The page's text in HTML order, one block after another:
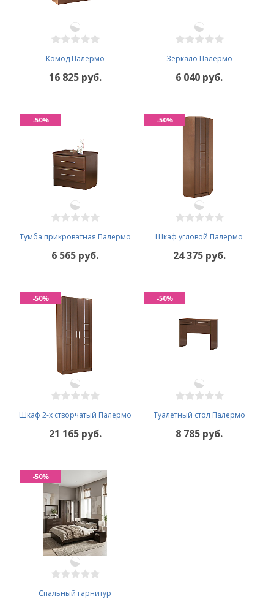
Комод Палермо
16 825 руб.
Зеркало Палермо
6 040 руб.
Тумба прикроватная Палермо
6 565 руб.
-50%
Шкаф угловой Палермо
24 375 руб.
-50%
Шкаф 2-х створчатый Палермо
21 165 руб.
-50%
Туалетный стол Палермо
8 785 руб.
-50%
Спальный гарнитур
-50%